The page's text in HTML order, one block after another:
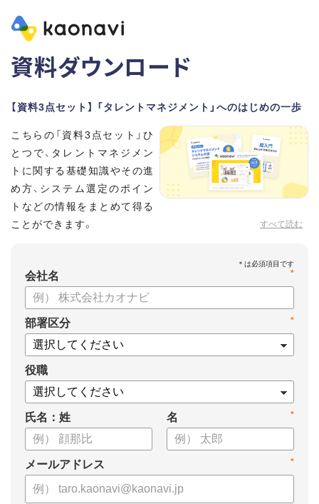
資料ダウンロード
【資料3点セット】 「タレントマネジメント」へのはじめの一歩
すべて読む
こちらの「資料3点セット」ひ
とつで、タレントマネジメン
トに関する基礎知識やその進
め方、システム選定のポイン
トなどの情報をまとめて得る
ことができます。
【資料セット内容】
・超入門タレントマネジメント
・タレントマネジメントシステムの選び方
・タレントマネジメントシステム「カオナビ」の説明資料
*
会社名
*
部署区分
役職
氏名：姓 *
名
*
メールアドレス